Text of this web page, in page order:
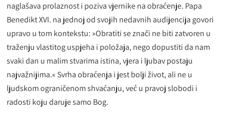
naglašava prolaznost i poziva vjernike na obraćenje. Papa
Benedikt XVI. na jednoj od svojih nedavnih audijencija govori
upravo u tom kontekstu: »Obratiti se znači ne biti zatvoren u
traženju vlastitog uspjeha i položaja, nego dopustiti da nam
svaki dan u malim stvarima istina, vjera i ljubav postaju
najvažnijima.« Svrha obraćenja i jest bolji život, ali ne u
ljudskom ograničenom shvaćanju, već u pravoj slobodi i
radosti koju daruje samo Bog.